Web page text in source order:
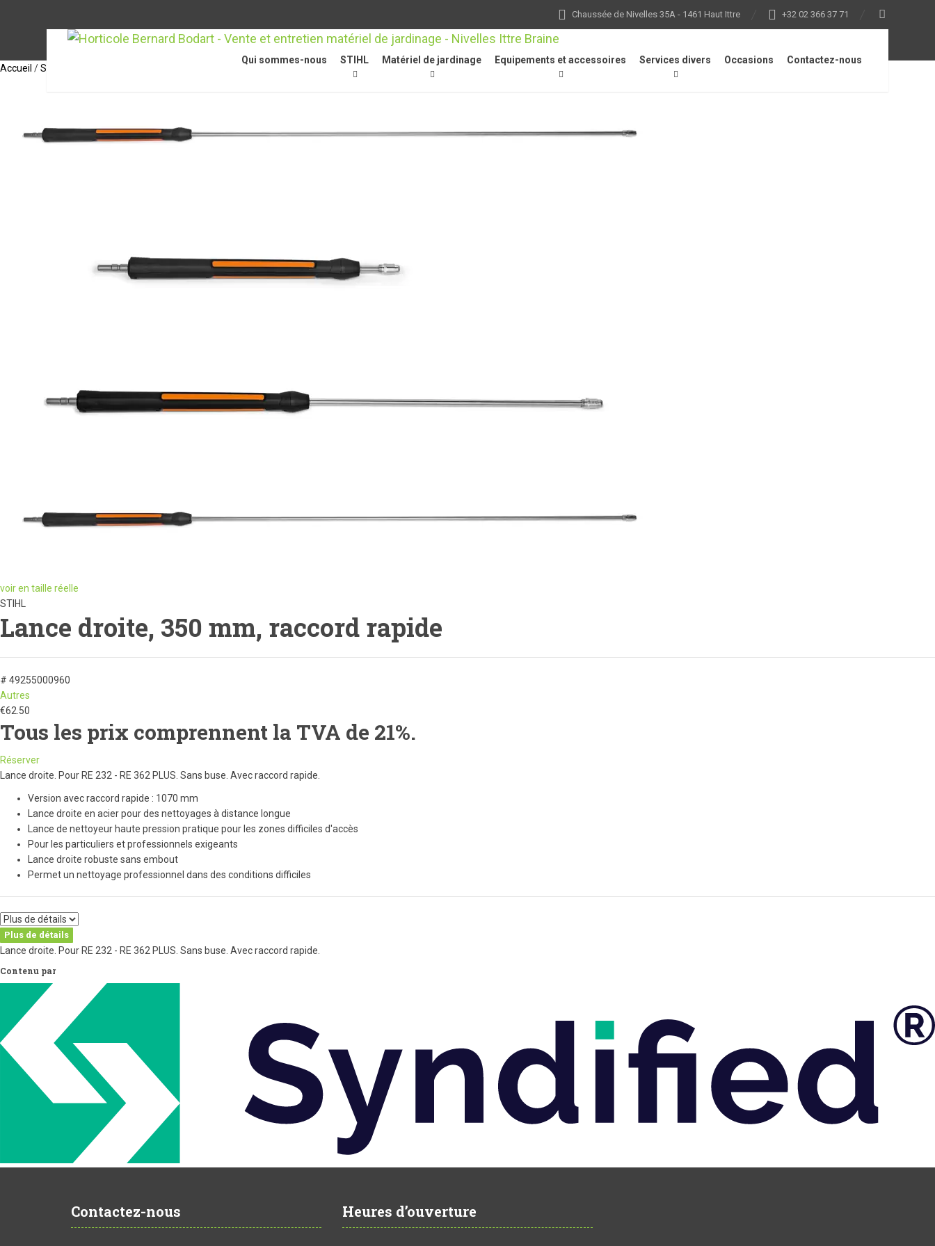
Chaussée de Nivelles 35A - 1461 Haut Ittre +32 02 366 37 71
Qui sommes-nous STIHL Matériel de jardinage Equipements et accessoires Services divers Occasions Contactez-nous
Accueil /STIHL Accessoires Accessoires pour nettoyeurs haute pression Lance droite, 350 mm, raccord rapide
voir en taille réelle
STIHL
Lance droite, 350 mm, raccord rapide
# 49255000960
Autres
€62.50
Tous les prix comprennent la TVA de 21%.
Réserver
Lance droite. Pour RE 232 - RE 362 PLUS. Sans buse. Avec raccord rapide.
Version avec raccord rapide : 1070 mm
Lance droite en acier pour des nettoyages à distance longue
Lance de nettoyeur haute pression pratique pour les zones difficiles d'accès
Pour les particuliers et professionnels exigeants
Lance droite robuste sans embout
Permet un nettoyage professionnel dans des conditions difficiles
Plus de détails
Lance droite. Pour RE 232 - RE 362 PLUS. Sans buse. Avec raccord rapide.
Contenu par
Contactez-nous Heures d’ouverture